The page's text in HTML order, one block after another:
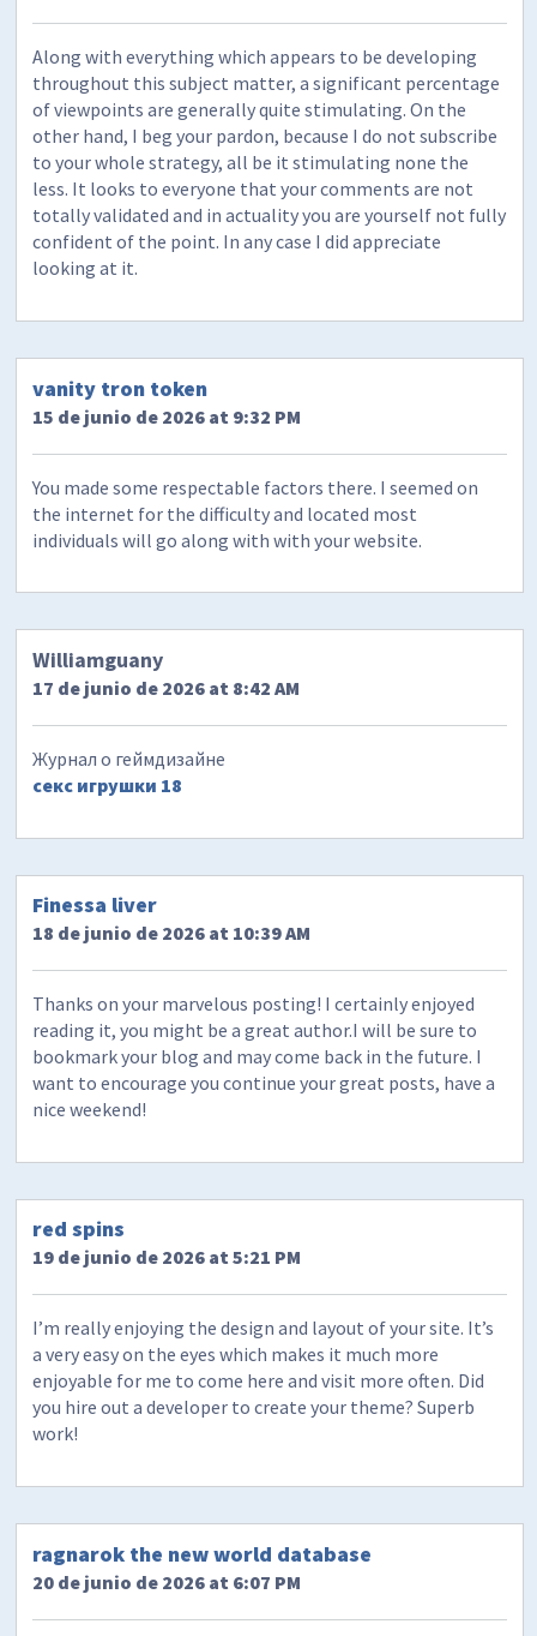
Along with everything which appears to be developing
throughout this subject matter, a significant percentage
of viewpoints are generally quite stimulating. On the
other hand, I beg your pardon, because I do not subscribe
to your whole strategy, all be it stimulating none the
less. It looks to everyone that your comments are not
totally validated and in actuality you are yourself not fully
confident of the point. In any case I did appreciate
looking at it.
vanity tron token
15 de junio de 2026 at 9:32 PM
You made some respectable factors there. I seemed on
the internet for the difficulty and located most
individuals will go along with with your website.
Williamguany
17 de junio de 2026 at 8:42 AM
Журнал о геймдизайне
секс игрушки 18
​Finessa liver
18 de junio de 2026 at 10:39 AM
Thanks on your marvelous posting! I certainly enjoyed
reading it, you might be a great author.I will be sure to
bookmark your blog and may come back in the future. I
want to encourage you continue your great posts, have a
nice weekend!
red spins
19 de junio de 2026 at 5:21 PM
I’m really enjoying the design and layout of your site. It’s
a very easy on the eyes which makes it much more
enjoyable for me to come here and visit more often. Did
you hire out a developer to create your theme? Superb
work!
ragnarok the new world database
20 de junio de 2026 at 6:07 PM